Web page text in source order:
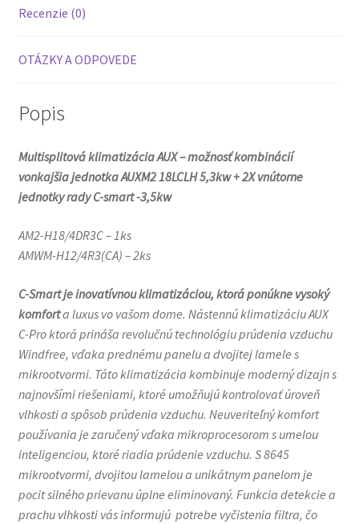
A+++
Recenzie (0)
OTÁZKY A ODPOVEDE
Popis
Multisplitová klimatizácia AUX – možnosť kombinácií
vonkajšia jednotka AUXM2 18LCLH 5,3kw + 2X vnútorne
jednotky rady C-smart -3,5kw
AM2-H18/4DR3C – 1ks
AMWM-H12/4R3(CA) – 2ks
C-Smart je inovatívnou klimatizáciou, ktorá ponúkne vysoký
komforta luxus vo vašom dome. Nástennú klimatizáciu AUX
C-Pro ktorá prináša revolučnú technológiu prúdenia vzduchu
Windfree, vďaka prednému panelu a dvojitej lamele s
mikrootvormi. Táto klimatizácia kombinuje moderný dizajn s
najnovšími riešeniami, ktoré umožňujú kontrolovať úroveň
vlhkosti a spôsob prúdenia vzduchu. Neuveriteľný komfort
používania je zaručený vďaka mikroprocesorom s umelou
inteligenciou, ktoré riadia prúdenie vzduchu. S 8645
mikrootvormi, dvojitou lamelou a unikátnym panelom je
pocit silného prievanu úplne eliminovaný. Funkcia detekcie a
prachu vlhkosti vás informujú potrebe vyčistenia filtra, čo